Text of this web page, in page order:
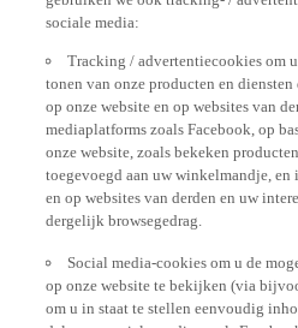
sociale media:
tonen van onze producten en
op onze website en op websites van
mediaplatforms zoals Facebook, op
onze website, zoals bekeken
toegevoegd aan uw winkelmandje, en
en op websites van derden en uw
dergelijk browsegedrag.
op onze website te bekijken (via
om u in staat te stellen eenvoudig
delen op sociale media, zoals